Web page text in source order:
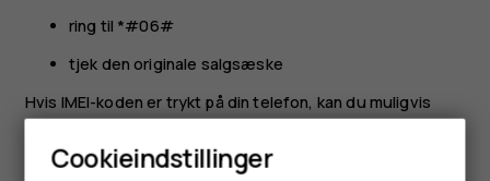
ring til *#06#
tjek den originale salgsæske
Hvis IMEI-koden er trykt på din telefon, kan du muligvis
telefon har et aftageligt cover.
Cookieindstillinger